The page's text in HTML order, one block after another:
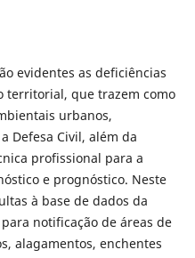
evidentes as deficiências
territorial, que trazem como
urbanos,
Defesa Civil, além da
profissional para a
e prognóstico. Neste
à base de dados da
notificação de áreas de
alagamentos, enchentes